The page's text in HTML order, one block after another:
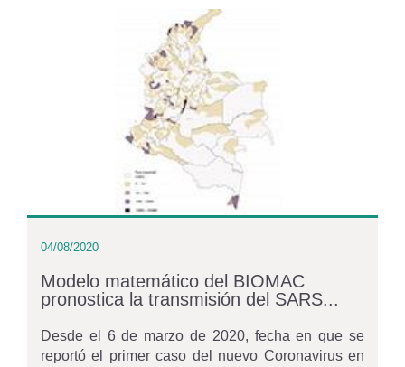
04/08/2020
Modelo matemático del BIOMAC
pronostica la transmisión del SARS...
Desde el 6 de marzo de 2020, fecha en que se
reportó el primer caso del nuevo Coronavirus en